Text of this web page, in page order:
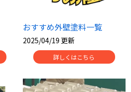
おすすめ外壁塗料一覧
2025/04/19 更新
詳しくはこちら